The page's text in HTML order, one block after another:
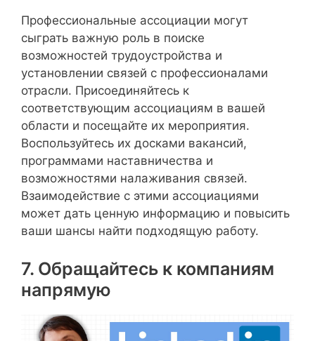
Профессиональные ассоциации могут
сыграть важную роль в поиске
возможностей трудоустройства и
установлении связей с профессионалами
отрасли. Присоединяйтесь к
соответствующим ассоциациям в вашей
области и посещайте их мероприятия.
Воспользуйтесь их досками вакансий,
программами наставничества и
возможностями налаживания связей.
Взаимодействие с этими ассоциациями
может дать ценную информацию и повысить
ваши шансы найти подходящую работу.
7. Обращайтесь к компаниям
напрямую